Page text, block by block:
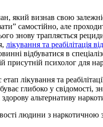
який визнав свою
самостійно, але
знову трапляється
лікування та реабілітація від
відбуватися в
присутній психолог для
лікування та
глибоко у свідомості,
здорову альтернативу
людини з наркотичною